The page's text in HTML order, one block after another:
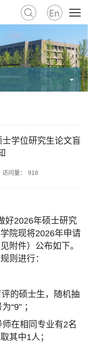
学位研究生论文盲
访问量： 918
好2026年硕士研究
院现将2026年申请
附件）公布如下。
则进行：
的硕士生，随机抽
“9” ；
在相同专业有2名
其中1人；